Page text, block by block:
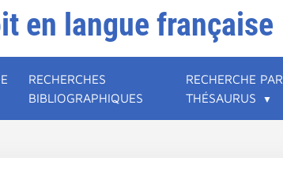
en langue française
RECHERCHES
BIBLIOGRAPHIQUES
RECHERCHE PAR
THÉSAURUS